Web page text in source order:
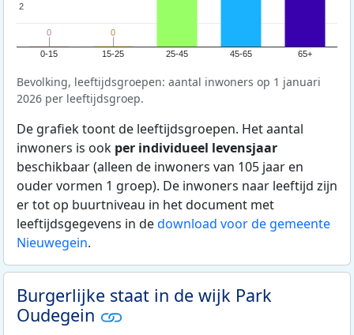
0-15 15-25 25-45 45-65 65+
2
2
0
0 0
0
Bevolking, leeftijdsgroepen: aantal inwoners op 1 januari
2026 per leeftijdsgroep.
De grafiek toont de leeftijdsgroepen. Het aantal
inwoners is ook per individueel levensjaar
beschikbaar (alleen de inwoners van 105 jaar en
ouder vormen 1 groep). De inwoners naar leeftijd zijn
er tot op buurtniveau in het document met
leeftijdsgegevens in dedownload voor de gemeente
Nieuwegein.
Burgerlijke staat in de wijk Park
Oudegein